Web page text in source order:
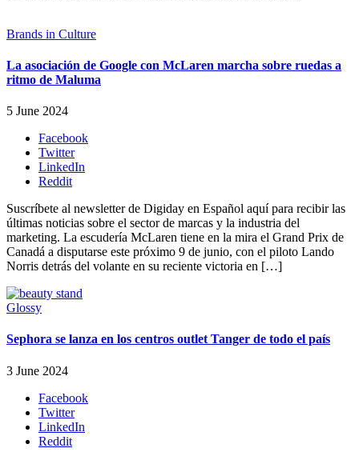
Brands in Culture
La asociación de Google con McLaren marcha sobre ruedas a
ritmo de Maluma
5 June 2024
Facebook
Twitter
LinkedIn
Reddit
Suscríbete al newsletter de Digiday en Español aquí para recibir las
últimas noticias sobre el sector de marcas y la industria del
marketing. La escudería McLaren tiene en la mira el Grand Prix de
Canadá a disputarse este próximo 9 de junio, con el piloto Lando
Norris detrás del volante en su reciente victoria en […]
Glossy
Sephora se lanza en los centros outlet Tanger de todo el país
3 June 2024
Facebook
Twitter
LinkedIn
Reddit